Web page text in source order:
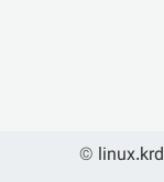
© linux.krd